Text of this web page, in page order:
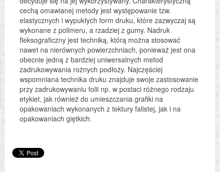
cechą omawianej metody jest występowanie tzw.
elastycznych i wypukłych form druku, które zazwyczaj są
wykonane z polimeru, a rzadziej z gumy. Nadruk
fleksograficzny jest techniką, którą można stosować
nawet na nierównych powierzchniach, ponieważ jest ona
obecnie jedną z bardziej uniwersalnych metod
zadrukowywania rożnych podłoży. Najczęściej
wspomniana technika druku znajduje swoje zastosowanie
przy zadrukowywaniu folii np. w postaci różnego rodzaju
etykiet, jak również do umieszczania grafiki na
opakowaniach wykonanych z tektury falistej, jak i na
opakowaniach giętkich.